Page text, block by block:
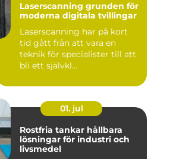
Laserscanning grunden för
moderna digitala tvillingar
Laserscanning har på kort
tid gått från att vara en
teknik för specialister till att
bli ett självkl...
01. jul
Rostfria tankar hållbara
lösningar för industri och
livsmedel